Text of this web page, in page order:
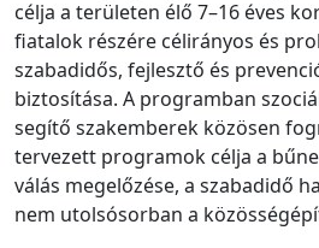
célja a területen élő 7–16 éves
fiatalok részére célirányos és
szabadidős, fejlesztő és
biztosítása. A programban
segítő szakemberek közösen
tervezett programok célja a
válás megelőzése, a szabadidő
nem utolsósorban a